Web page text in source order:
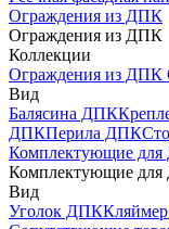
Ограждения из ДПК
Ограждения из ДПК
Коллекции
Ограждения из ДПК
Вид
Балясина ДПК
ДПКПерила ДПК
Комплектующие
Комплектующие
Вид
Уголок ДПК